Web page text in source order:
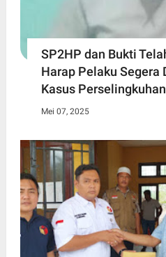
SP2HP dan Bukti
Harap Pelaku Segera
Kasus
Mei 07, 2025